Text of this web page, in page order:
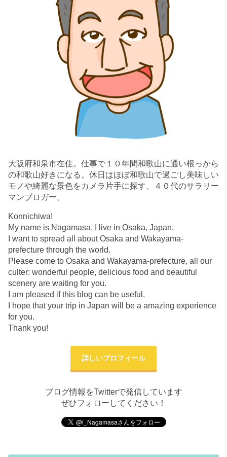
大阪府和泉市在住。仕事で１０年間和歌山に通い根っから
の和歌山好きになる。休日はほぼ和歌山で過ごし美味しい
モノや綺麗な景色をカメラ片手に探す、４０代のサラリー
マンブロガー。
Konnichiwa!
My name is Nagamasa. I live in Osaka, Japan.
I want to spread all about Osaka and Wakayama-
prefecture through the world.
Please come to Osaka and Wakayama-prefecture, all our
culter: wonderful people, delicious food and beautiful
scenery are waiting for you.
I am pleased if this blog can be useful.
I hope that your trip in Japan will be a amazing experience
for you.
Thank you!
詳しいプロフィール
ブログ情報をTwitterで発信しています
ぜひフォローしてください！